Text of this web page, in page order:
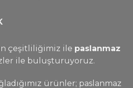
çeşitliliğimiz ile paslanmaz
ile buluşturuyoruz.
ürünler; paslanmaz